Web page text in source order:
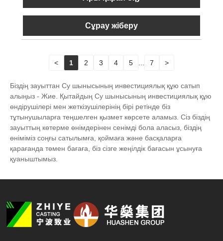
Сұрау жіберу
< 1 2 3 4 5 ... 7 >
Біздің зауыттан Су шынысының инвестициялық құю сатып
алыңыз - Жие. Қытайдың Су шынысының инвестициялық құю
өндірушілері мен жеткізушілерінің бірі ретінде біз
тұтынушыларға теңшелген қызмет көрсете аламыз. Сіз біздің
зауыттың көтерме өнімдерінен сенімді бола аласыз, біздің
өніміміз соңғы сатылымға, қоймаға және басқаларға
қарағанда төмен бағаға, біз сізге жеңілдік бағасын ұсынуға
қуаныштымыз.